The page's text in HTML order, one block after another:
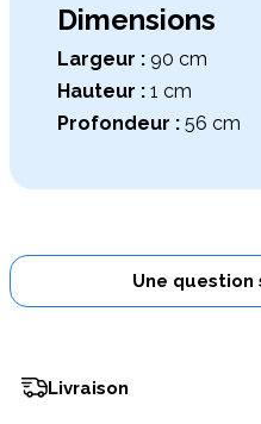
Dimensions
Largeur : 90 cm
Hauteur : 1 cm
Profondeur : 56 cm
Une question
Livraison